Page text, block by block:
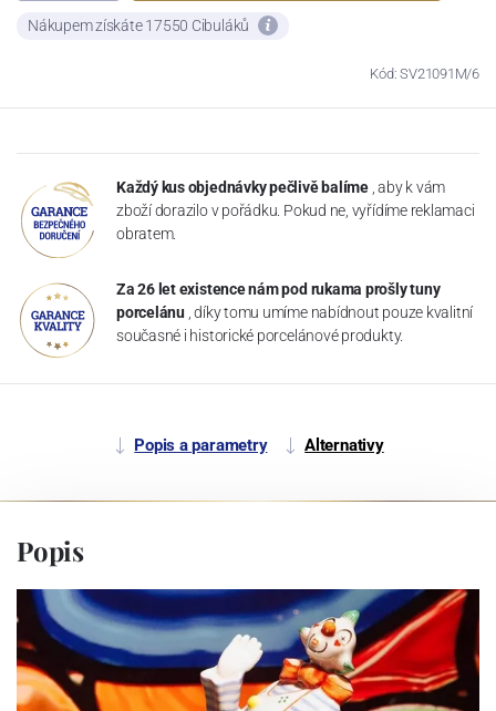
Nákupem získáte 17550 Cibuláků
Kód: SV21091M/6
Každý kus objednávky pečlivě balíme , aby k vám
zboží dorazilo v pořádku. Pokud ne, vyřídíme reklamaci
obratem.
Za 26 let existence nám pod rukama prošly tuny
porcelánu , díky tomu umíme nabídnout pouze kvalitní
současné i historické porcelánové produkty.
Popis a parametry Alternativy
Popis